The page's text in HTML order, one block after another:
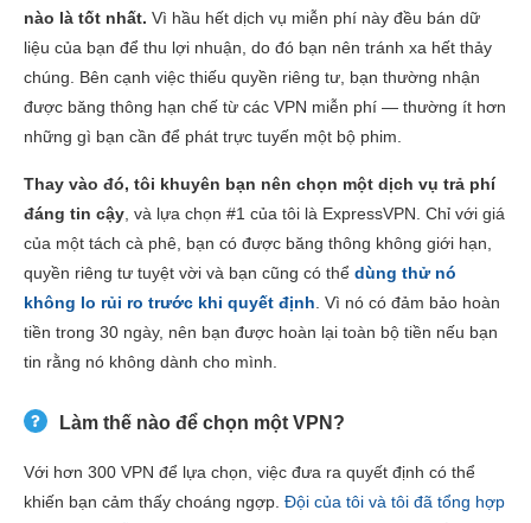
nào là tốt nhất. Vì hầu hết dịch vụ miễn phí này đều bán dữ
liệu của bạn để thu lợi nhuận, do đó bạn nên tránh xa hết thảy
chúng. Bên cạnh việc thiếu quyền riêng tư, bạn thường nhận
được băng thông hạn chế từ các VPN miễn phí — thường ít hơn
những gì bạn cần để phát trực tuyến một bộ phim.
Thay vào đó, tôi khuyên bạn nên chọn một dịch vụ trả phí
đáng tin cậy , và lựa chọn #1 của tôi là ExpressVPN. Chỉ với giá
của một tách cà phê, bạn có được băng thông không giới hạn,
quyền riêng tư tuyệt vời và bạn cũng có thể dùng thử nó
không lo rủi ro trước khi quyết định . Vì nó có đảm bảo hoàn
tiền trong 30 ngày, nên bạn được hoàn lại toàn bộ tiền nếu bạn
tin rằng nó không dành cho mình.
Làm thế nào để chọn một VPN?
Với hơn 300 VPN để lựa chọn, việc đưa ra quyết định có thể
khiến bạn cảm thấy choáng ngợp. Đội của tôi và tôi đã tổng hợp